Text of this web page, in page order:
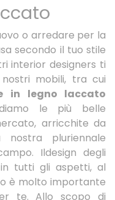
o arredare per la
secondo il tuo stile
interior designers ti
mobili, tra cui
in legno laccato
le più belle
arricchite da
pluriennale
Ildesign degli
tutti gli aspetti, al
è molto importante
te. Allo scopo di